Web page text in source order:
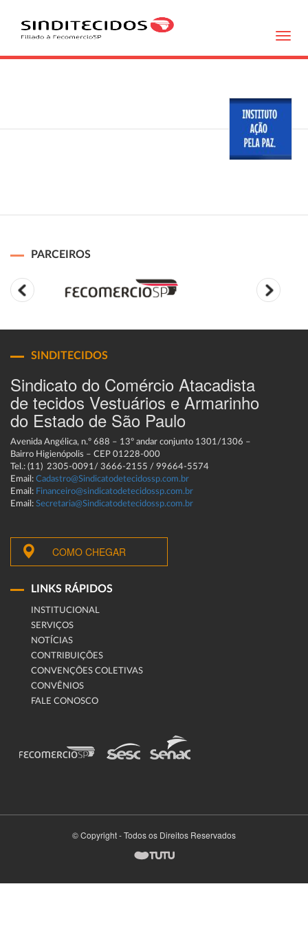
PARCEIROS
SINDITECIDOS
Sindicato do Comércio Atacadista
de tecidos Vestuários e Armarinho
do Estado de São Paulo
Avenida Angélica, n.º 688 – 13º andar conjunto 1301/1306 –
Bairro Higienópolis – CEP 01228-000
Tel.: (11) 2305-0091/ 3666-2155 / 99664-5574
Email: Cadastro@Sindicatodetecidossp.com.br
Email: Financeiro@sindicatodetecidossp.com.br
Email: Secretaria@Sindicatodetecidossp.com.br
COMO CHEGAR
LINKS RÁPIDOS
INSTITUCIONAL
SERVIÇOS
NOTÍCIAS
CONTRIBUIÇÕES
CONVENÇÕES COLETIVAS
CONVÊNIOS
FALE CONOSCO
© Copyright - Todos os Direitos Reservados